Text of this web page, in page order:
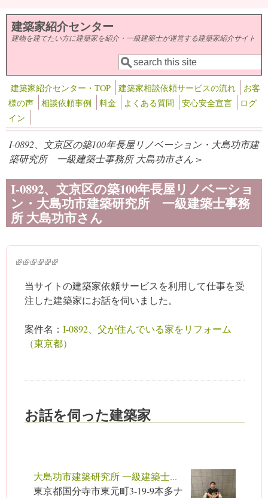
メインコンテンツに移動
建築家紹介センター
建物を建てたい方に建築家を紹介・一級建築士が運営する建築家紹介サイト
検索フォーム
検索
建築家紹介センター・TOP 建築家相談依頼サービスの流れ
お客
様の声
相談依頼事例 料金 よくある質問 安心安全宣言
ログ
イン
I-0892、文京区の築100年長屋リノベーション・大島功市建
築研究所 一級建築士事務所 大島功市さん >
I-0892、文京区の築100年長屋リノベーショ
ン・大島功市建築研究所 一級建築士事務
所 大島功市さん
(link is external)
(link is external)
(link is external)
(link is external)
(link is external)
(link is external)
当サイトの建築家依頼サービスを利用して仕事を受
注した建築家にお話を伺いました。
案件名： I-0892、父が住んでいる家をリフォーム
（東京都）
お話を伺った建築家
大島功市建築研究所 一級建築士...
東京都国分寺市東元町3-19-9本多ナ